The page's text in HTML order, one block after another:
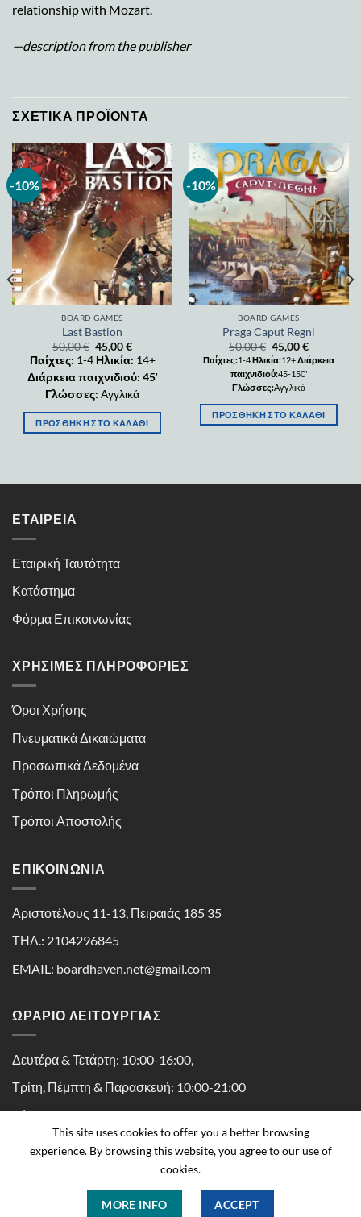
relationship with Mozart.
—description from the publisher
ΣΧΕΤΙΚΆ ΠΡΟΪΌΝΤΑ
-10%
Add to
wishlist
BOARD GAMES
Last Bastion
50,00€ 45,00€
Παίχτες: 1-4 Ηλικία: 14+
Διάρκεια παιχνιδιού: 45′
Γλώσσες: Αγγλικά
ΠΡΟΣΘΉΚΗ ΣΤΟ ΚΑΛΆΘΙ
-10%
Add to
wishlist
BOARD GAMES
Praga Caput Regni
50,00€ 45,00€
Παίχτες:1-4Ηλικία:12+Διάρκεια
παιχνιδιού:45-150'
Γλώσσες:Αγγλικά
ΠΡΟΣΘΉΚΗ ΣΤΟ ΚΑΛΆΘΙ
ΕΤΑΙΡΕΊΑ
Εταιρική Ταυτότητα
Κατάστημα
Φόρμα Επικοινωνίας
ΧΡΉΣΙΜΕΣ ΠΛΗΡΟΦΟΡΊΕΣ
Όροι Χρήσης
Πνευματικά Δικαιώματα
Προσωπικά Δεδομένα
Τρόποι Πληρωμής
Τρόποι Αποστολής
ΕΠΙΚΟΙΝΩΝΊΑ
Αριστοτέλους 11-13, Πειραιάς 185 35
ΤΗΛ.: 2104296845
EMAIL: boardhaven.net@gmail.com
ΩΡΑΡΙΟ ΛΕΙΤΟΥΡΓΙΑΣ
Δευτέρα & Τετάρτη: 10:00-16:00,
Τρίτη, Πέμπτη & Παρασκευή: 10:00-21:00
Σάββατο: 10:00-16:30
Copyright 2026 ©Boardhaven powered by Kaissa Peiraius
This site uses cookies to offer you a better browsing
experience. By browsing this website, you agree to our use of
cookies.
MORE INFO ACCEPT